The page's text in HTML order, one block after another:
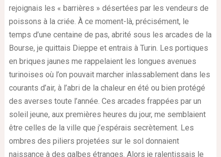
rejoignais les « barrières » désertées par les vendeurs de
poissons à la criée. À ce moment-là, précisément, le
temps d’une centaine de pas, abrité sous les arcades de la
Bourse, je quittais Dieppe et entrais à Turin. Les portiques
en briques jaunes me rappelaient les longues avenues
turinoises où l’on pouvait marcher inlassablement dans les
courants d’air, à l’abri de la chaleur en été ou bien protégé
des averses toute l’année. Ces arcades frappées par un
soleil jeune, aux premières heures du jour, me semblaient
être celles de la ville que j’espérais secrètement. Les
ombres des piliers projetées sur le sol donnaient
naissance à des galbes étranges. Alors je ralentissais le